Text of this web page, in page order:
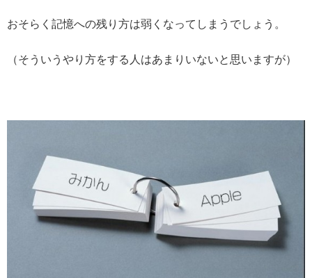
おそらく記憶への残り方は弱くなってしまうでしょう。
（そういうやり方をする人はあまりいないと思いますが）